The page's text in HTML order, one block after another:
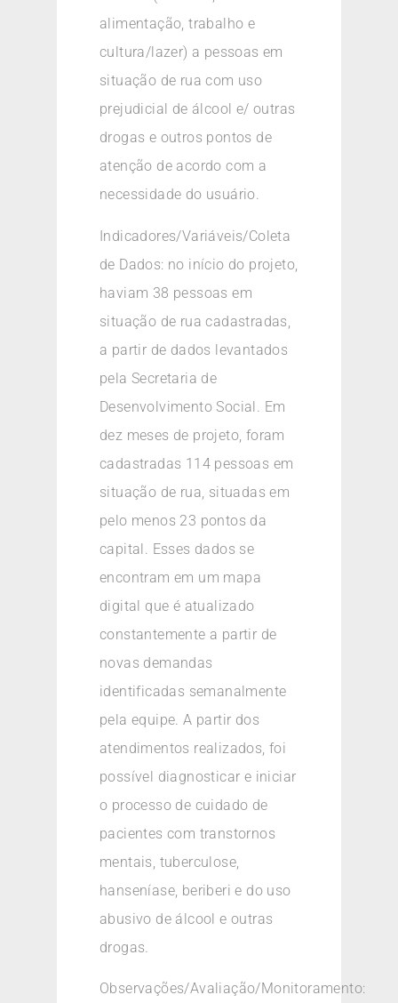
alimentação, trabalho e
cultura/lazer) a pessoas em
situação de rua com uso
prejudicial de álcool e/ outras
drogas e outros pontos de
atenção de acordo com a
necessidade do usuário.
Indicadores/Variáveis/Coleta
de Dados: no início do projeto,
haviam 38 pessoas em
situação de rua cadastradas,
a partir de dados levantados
pela Secretaria de
Desenvolvimento Social. Em
dez meses de projeto, foram
cadastradas 114 pessoas em
situação de rua, situadas em
pelo menos 23 pontos da
capital. Esses dados se
encontram em um mapa
digital que é atualizado
constantemente a partir de
novas demandas
identificadas semanalmente
pela equipe. A partir dos
atendimentos realizados, foi
possível diagnosticar e iniciar
o processo de cuidado de
pacientes com transtornos
mentais, tuberculose,
hanseníase, beriberi e do uso
abusivo de álcool e outras
drogas.
Observações/Avaliação/Monitoramento: